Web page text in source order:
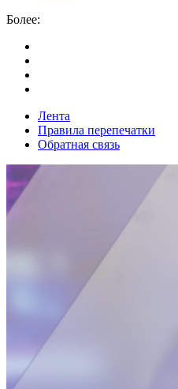
Более:
Лента
Правила перепечатки
Обратная связь